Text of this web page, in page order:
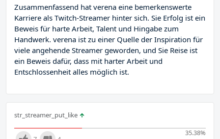
Zusammenfassend hat verena eine bemerkenswerte
Karriere als Twitch-Streamer hinter sich. Sie Erfolg ist ein
Beweis für harte Arbeit, Talent und Hingabe zum
Handwerk. verena ist zu einer Quelle der Inspiration für
viele angehende Streamer geworden, und Sie Reise ist
ein Beweis dafür, dass mit harter Arbeit und
Entschlossenheit alles möglich ist.
str_streamer_put_like
35.38%